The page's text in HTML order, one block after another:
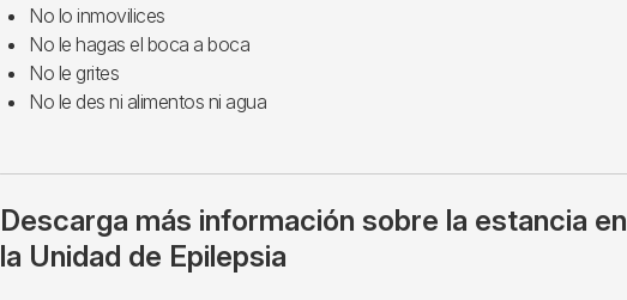
No lo inmovilices
No le hagas el boca a boca
No le grites
No le des ni alimentos ni agua
Descarga más información sobre la estancia en
la Unidad de Epilepsia